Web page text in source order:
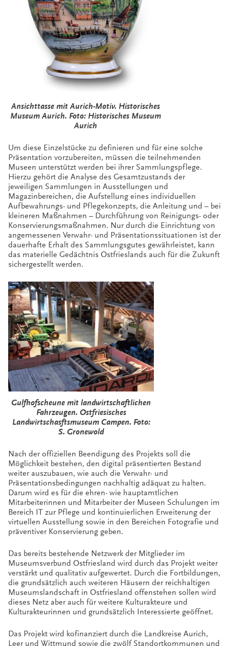
Ansichttasse mit Aurich-Motiv. Historisches
Museum Aurich. Foto: Historisches Museum
Aurich
Um diese Einzelstücke zu definieren und für eine solche
Präsentation vorzubereiten, müssen die teilnehmenden
Museen unterstützt werden bei ihrer Sammlungspflege.
Hierzu gehört die Analyse des Gesamtzustands der
jeweiligen Sammlungen in Ausstellungen und
Magazinbereichen, die Aufstellung eines individuellen
Aufbewahrungs- und Pflegekonzepts, die Anleitung und – bei
kleineren Maßnahmen – Durchführung von Reinigungs- oder
Konservierungsmaßnahmen. Nur durch die Einrichtung von
angemessenen Verwahr- und Präsentationssituationen ist der
dauerhafte Erhalt des Sammlungsgutes gewährleistet, kann
das materielle Gedächtnis Ostfrieslands auch für die Zukunft
sichergestellt werden.
Gulfhofscheune mit landwirtschaftlichen
Fahrzeugen. Ostfriesisches
Landwirtschasftsmuseum Campen. Foto:
S. Gronewold
Nach der offiziellen Beendigung des Projekts soll die
Möglichkeit bestehen, den digital präsentierten Bestand
weiter auszubauen, wie auch die Verwahr- und
Präsentationsbedingungen nachhaltig adäquat zu halten.
Darum wird es für die ehren- wie hauptamtlichen
Mitarbeiterinnen und Mitarbeiter der Museen Schulungen im
Bereich IT zur Pflege und kontinuierlichen Erweiterung der
virtuellen Ausstellung sowie in den Bereichen Fotografie und
präventiver Konservierung geben.
Das bereits bestehende Netzwerk der Mitglieder im
Museumsverbund Ostfriesland wird durch das Projekt weiter
verstärkt und qualitativ aufgewertet. Durch die Fortbildungen,
die grundsätzlich auch weiteren Häusern der reichhaltigen
Museumslandschaft in Ostfriesland offenstehen sollen wird
dieses Netz aber auch für weitere Kulturakteure und
Kulturakteurinnen und grundsätzlich Interessierte geöffnet.
Das Projekt wird kofinanziert durch die Landkreise Aurich,
Leer und Wittmund sowie die zwölf Standortkommunen und